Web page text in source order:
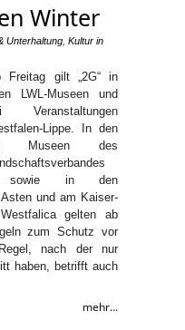
Winter
Unterhaltung Kultur in
Freitag gilt „2G“ in
LWL-Museen und
Veranstaltungen
Lippe. In den
Museen des
sowie in den
und am Kaiser-
gelten ab
zum Schutz vor
nach der nur
haben, betrifft auch
mehr...